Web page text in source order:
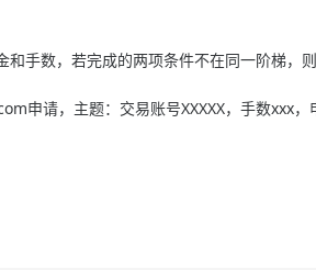
手数，若完成的两项条件不在同一阶梯，
申请，主题：交易账号XXXXX，手数xxx，